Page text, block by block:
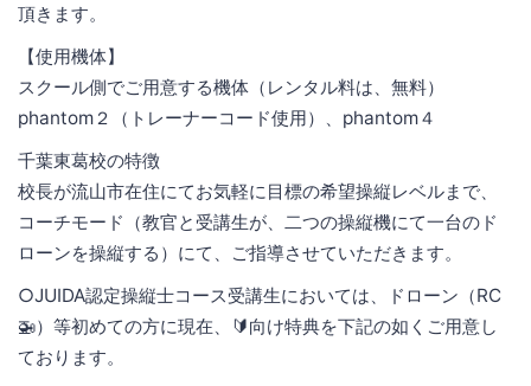
頂きます。
【使用機体】
スクール側でご用意する機体（レンタル料は、無料）
phantom２（トレーナーコード使用）、phantom４
千葉東葛校の特徴
校長が流山市在住にてお気軽に目標の希望操縦レベルまで、
コーチモード（教官と受講生が、二つの操縦機にて一台のド
ローンを操縦する）にて、ご指導させていただきます。
○JUIDA認定操縦士コース受講生においては、ドローン（RC
🚁）等初めての方に現在、🔰向け特典を下記の如くご用意し
ております。